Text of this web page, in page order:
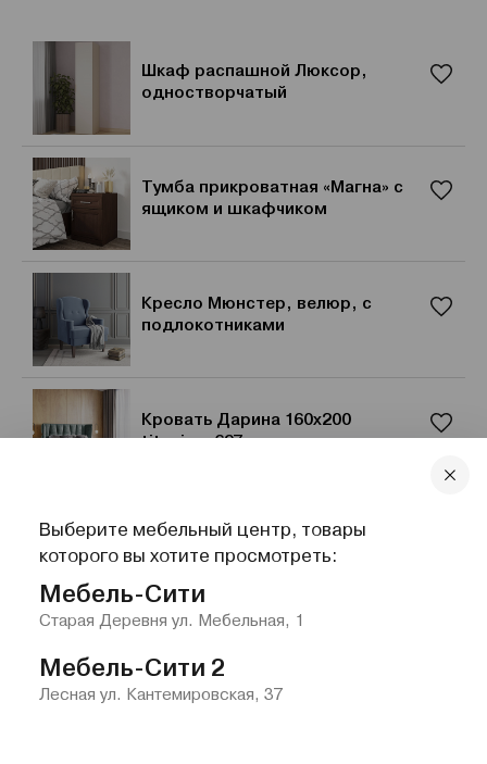
Шкаф распашной Люксор,
одностворчатый
Тумба прикроватная «Магна» с
ящиком и шкафчиком
Кресло Мюнстер, велюр, с
подлокотниками
Кровать Дарина 160x200
titanium 697
Стул «Берг» с подлокотниками,
велюр
Выберите мебельный центр, товары
которого вы хотите просмотреть:
Мебель-Сити
Старая Деревня ул. Мебельная, 1
Мебель-Сити 2
Лесная ул. Кантемировская, 37